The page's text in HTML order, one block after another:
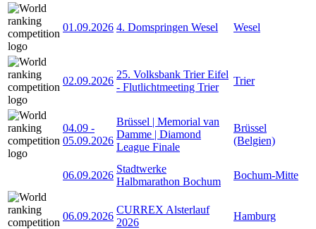
01.09.2026 4. Domspringen Wesel Wesel
02.09.2026
25. Volksbank Trier Eifel
- Flutlichtmeeting Trier
Trier
04.09 -
05.09.2026
Brüssel | Memorial van
Damme | Diamond
League Finale
Brüssel
(Belgien)
06.09.2026
Stadtwerke
Halbmarathon Bochum
Bochum-Mitte
06.09.2026
CURREX Alsterlauf
2026
Hamburg